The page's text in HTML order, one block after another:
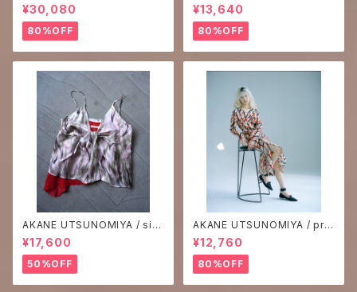
¥30,080
80%OFF
¥13,640
80%OFF
AKANE UTSUNOMIYA / silk
print camisole
¥17,600
50%OFF
AKANE UTSUNOMIYA / prin
t one-piece
¥12,760
80%OFF